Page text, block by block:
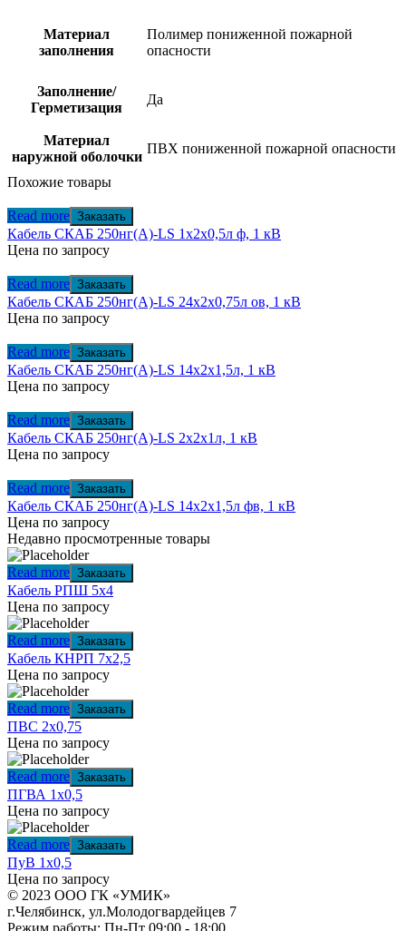
Материал
заполнения
Полимер пониженной пожарной
опасности
Заполнение/
Герметизация
Да
Материал
наружной оболочки
ПВХ пониженной пожарной опасности
Похожие товары
Read more Заказать
Кабель СКАБ 250нг(А)-LS 1x2x0,5л ф, 1 кВ
Цена по запросу
Read more Заказать
Кабель СКАБ 250нг(А)-LS 24x2x0,75л ов, 1 кВ
Цена по запросу
Read more Заказать
Кабель СКАБ 250нг(А)-LS 14x2x1,5л, 1 кВ
Цена по запросу
Read more Заказать
Кабель СКАБ 250нг(А)-LS 2x2x1л, 1 кВ
Цена по запросу
Read more Заказать
Кабель СКАБ 250нг(А)-LS 14x2x1,5л фв, 1 кВ
Цена по запросу
Недавно просмотренные товары
Read more Заказать
Кабель РПШ 5х4
Цена по запросу
Read more Заказать
Кабель КНРП 7х2,5
Цена по запросу
Read more Заказать
ПВС 2х0,75
Цена по запросу
Read more Заказать
ПГВА 1х0,5
Цена по запросу
Read more Заказать
ПуВ 1х0,5
Цена по запросу
© 2023 ООО ГК «УМИК»
г.Челябинск, ул.Молодогвардейцев 7
Режим работы: Пн-Пт 09:00 - 18:00